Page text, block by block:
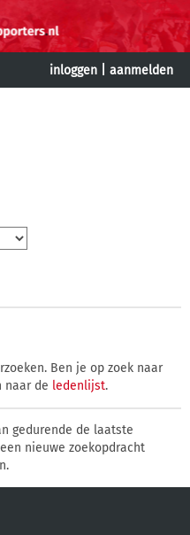
inloggen aanmelden
Ben je op zoek naar
naar de ledenlijst.
gedurende de laatste
nieuwe zoekopdracht